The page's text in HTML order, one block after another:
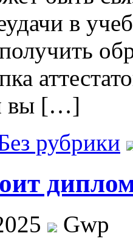
в
вы […]
рубрики
Gwp